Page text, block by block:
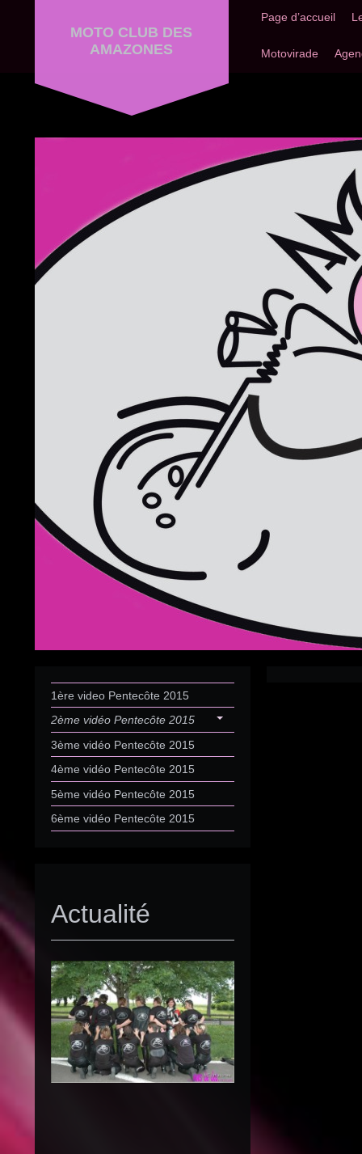
Page d’accueil
Motovirade
MOTO CLUB DES
AMAZONES
1ère video Pentecôte 2015
2ème vidéo Pentecôte 2015
3ème vidéo Pentecôte 2015
4ème vidéo Pentecôte 2015
5ème vidéo Pentecôte 2015
6ème vidéo Pentecôte 2015
Actualité